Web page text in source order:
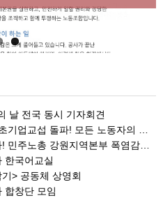
날 전국 동시 기자회견
동자의 노동기본권 쟁취! 민주노총 7.15 총파업대회
강원지역본부 폭염감시단 선포 기자회견
한국어교실
> 공동체 상영회
합창단 모임